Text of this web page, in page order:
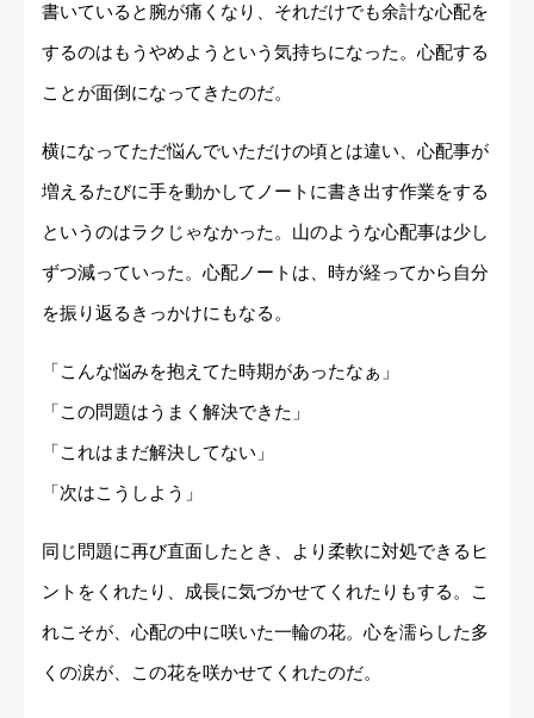
書いていると腕が痛くなり、それだけでも余計な心配を
するのはもうやめようという気持ちになった。心配する
ことが面倒になってきたのだ。
横になってただ悩んでいただけの頃とは違い、心配事が
増えるたびに手を動かしてノートに書き出す作業をする
というのはラクじゃなかった。山のような心配事は少し
ずつ減っていった。心配ノートは、時が経ってから自分
を振り返るきっかけにもなる。
「こんな悩みを抱えてた時期があったなぁ」
「この問題はうまく解決できた」
「これはまだ解決してない」
「次はこうしよう」
同じ問題に再び直面したとき、より柔軟に対処できるヒ
ントをくれたり、成長に気づかせてくれたりもする。こ
れこそが、心配の中に咲いた一輪の花。心を濡らした多
くの涙が、この花を咲かせてくれたのだ。